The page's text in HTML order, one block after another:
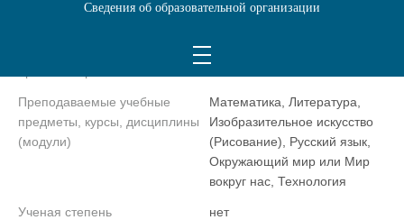
Преподаваемые учебные
предметы, курсы, дисциплины
(модули)
Математика, Литература,
Изобразительное искусство
(Рисование), Русский язык,
Окружающий мир или Мир
вокруг нас, Технология
Ученая степень нет
Сведения об образовательной организации